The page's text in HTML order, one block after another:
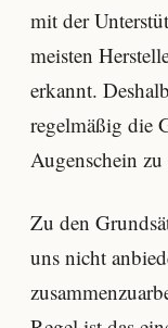
mit der
meisten
erkannt.
regelmäßig die
Augenschein zu
Zu den
uns nicht